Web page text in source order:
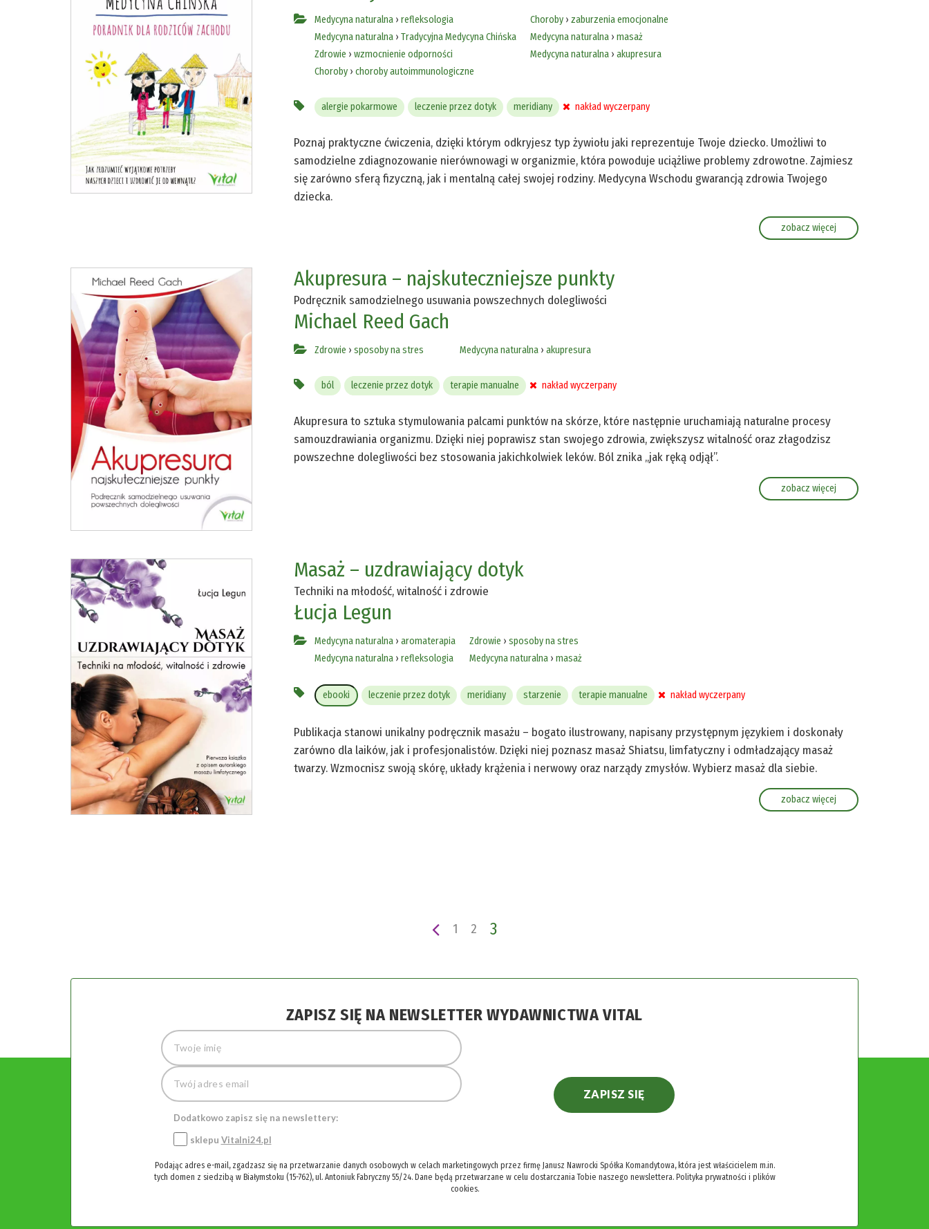
Medycyna naturalna› refleksologia
Medycyna naturalna› Tradycyjna Medycyna Chińska
Zdrowie › wzmocnienie odporności
Choroby› choroby autoimmunologiczne
Choroby› zaburzenia emocjonalne
Medycyna naturalna› masaż
Medycyna naturalna› akupresura
alergie pokarmowe leczenie przez dotyk meridiany nakład wyczerpany
Poznaj praktyczne ćwiczenia, dzięki którym odkryjesz typ żywiołu jaki reprezentuje Twoje dziecko. Umożliwi to
samodzielne zdiagnozowanie nierównowagi w organizmie, która powoduje uciążliwe problemy zdrowotne. Zajmiesz
się zarówno sferą fizyczną, jak i mentalną całej swojej rodziny. Medycyna Wschodu gwarancją zdrowia Twojego
dziecka.
zobacz więcej
Akupresura – najskuteczniejsze punkty
Podręcznik samodzielnego usuwania powszechnych dolegliwości
Michael Reed Gach
Zdrowie › sposoby na stres Medycyna naturalna› akupresura
ból leczenie przez dotyk terapie manualne nakład wyczerpany
Akupresura to sztuka stymulowania palcami punktów na skórze, które następnie uruchamiają naturalne procesy
samouzdrawiania organizmu. Dzięki niej poprawisz stan swojego zdrowia, zwiększysz witalność oraz złagodzisz
powszechne dolegliwości bez stosowania jakichkolwiek leków. Ból znika „jak ręką odjął”.
zobacz więcej
Masaż – uzdrawiający dotyk
Techniki na młodość, witalność i zdrowie
Łucja Legun
Medycyna naturalna› aromaterapia
Medycyna naturalna› refleksologia
Zdrowie › sposoby na stres
Medycyna naturalna› masaż
ebooki leczenie przez dotyk meridiany starzenie terapie manualne nakład wyczerpany
Publikacja stanowi unikalny podręcznik masażu – bogato ilustrowany, napisany przystępnym językiem i doskonały
zarówno dla laików, jak i profesjonalistów. Dzięki niej poznasz masaż Shiatsu, limfatyczny i odmładzający masaż
twarzy. Wzmocnisz swoją skórę, układy krążenia i nerwowy oraz narządy zmysłów. Wybierz masaż dla siebie.
zobacz więcej
1 2 3
ZAPISZ SIĘ NA NEWSLETTER WYDAWNICTWA VITAL
Dodatkowo zapisz się na newslettery:
sklepu Vitalni24.pl
ZAPISZ SIĘ
Podając adres e-mail, zgadzasz się na przetwarzanie danych osobowych w celach marketingowych przez firmę Janusz Nawrocki Spółka Komandytowa, która jest właścicielem m.in.
tych domen z siedzibą w Białymstoku (15-762), ul. Antoniuk Fabryczny 55/24. Dane będą przetwarzane w celu dostarczania Tobie naszego newslettera. Polityka prywatności i plików
cookies.